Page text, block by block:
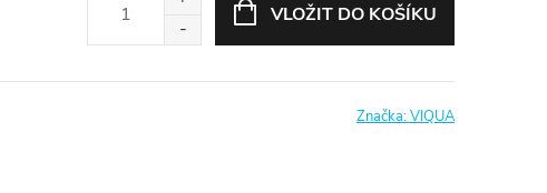
VLOŽIT DO KOŠÍKU
Značka:VIQUA